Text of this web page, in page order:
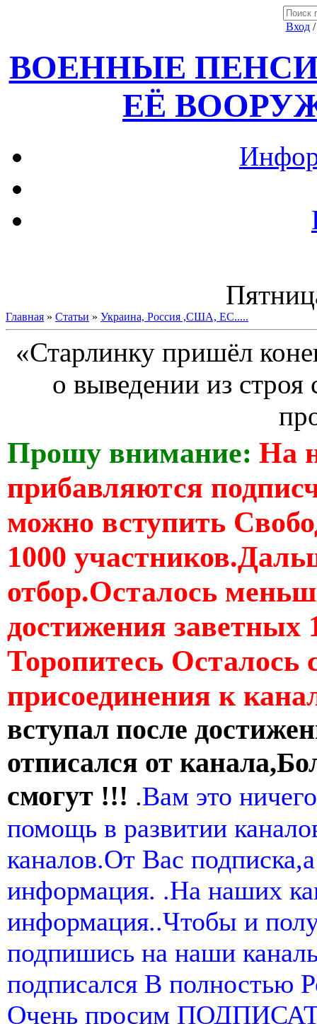
Вход
ВОЕННЫЕ
ЕЁ
Главная » Статьи » Украина, Россия ,США, ЕС.....
«Старлинку пришёл
о выведении из строя
Прошу внимание: На
прибавляются
можно вступить
1000
отбор.Осталось
достижения заветных
Торопитесь Осталось
присоединения к
вступал после
отписался от
смогут !!! .Вам это
помощь в развитии
каналов.От Вас
информация. .На наших
информация..Чтобы и
подпишись на наши
подписался В полностью
Очень просим